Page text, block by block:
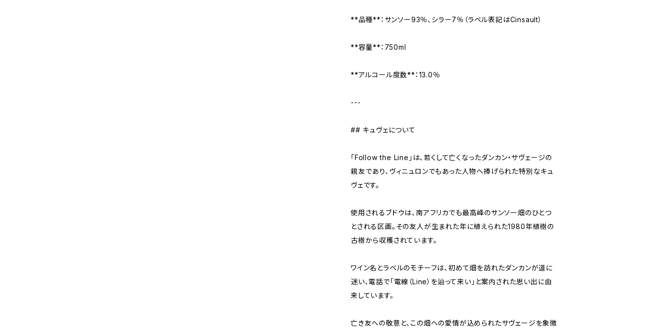
**品種**：サンソー93％、シラー7％（ラベル表記はCinsault）
**容量**：750ml
**アルコール度数**：13.0％
---
## キュヴェについて
「Follow the Line」は、若くして亡くなったダンカン・サヴェージの
親友であり、ヴィニュロンでもあった人物へ捧げられた特別なキュ
ヴェです。
使用されるブドウは、南アフリカでも最高峰のサンソー畑のひとつ
とされる区画。その友人が生まれた年に植えられた1980年植樹の
古樹から収穫されています。
ワイン名とラベルのモチーフは、初めて畑を訪れたダンカンが道に
迷い、電話で「電線（Line）を辿って来い」と案内された思い出に由
来しています。
亡き友への敬意と、この畑への愛情が込められたサヴェージを象徴